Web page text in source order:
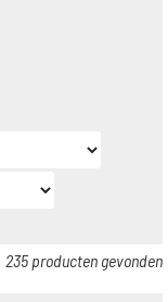
235 producten gevonden